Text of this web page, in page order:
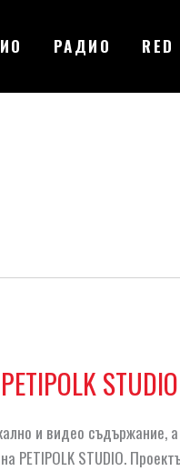
РАДИО RED
STUDIO
и видео съдържание, а
PETIPOLK STUDIO.